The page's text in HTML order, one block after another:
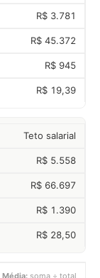
R$ 3.781
R$ 45.372
R$ 945
R$ 19,39
Teto salarial
R$ 5.558
R$ 66.697
R$ 1.390
R$ 28,50
Média: soma ÷ total